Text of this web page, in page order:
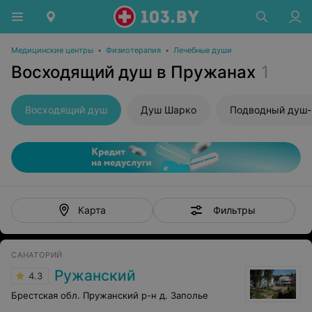
Медицинские центры • Физиотерапия • Лечебные души
Восходящий душ в Пружанах 1
Восходящий душ Душ Шарко Подводный
Карта Фильтры
САНАТОРИЙ
4.3 Ружанский
Брестская обл. Пружанский р-н д. Заполье